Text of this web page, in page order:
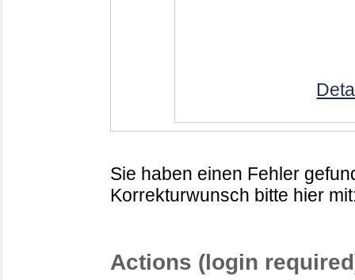
Sie haben einen Fehler
Korrekturwunsch bitte hier
Actions (login